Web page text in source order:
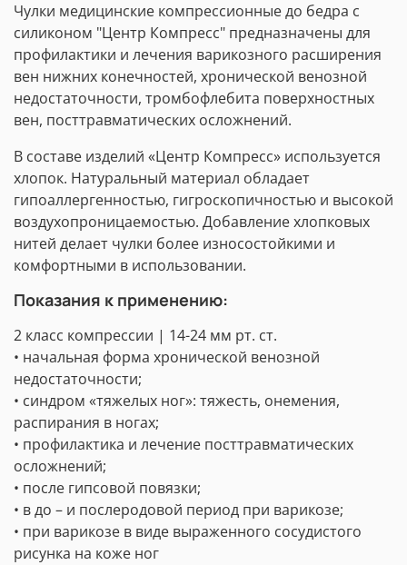
Чулки медицинские компрессионные до бедра с
силиконом "Центр Компресс" предназначены для
профилактики и лечения варикозного расширения
вен нижних конечностей, хронической венозной
недостаточности, тромбофлебита поверхностных
вен, посттравматических осложнений.
В составе изделий «Центр Компресс» используется
хлопок. Натуральный материал обладает
гипоаллергенностью, гигроскопичностью и высокой
воздухопроницаемостью. Добавление хлопковых
нитей делает чулки более износостойкими и
комфортными в использовании.
Показания к применению:
2 класс компрессии | 14-24 мм рт. ст.
• начальная форма хронической венозной
недостаточности;
• синдром «тяжелых ног»: тяжесть, онемения,
распирания в ногах;
• профилактика и лечение посттравматических
осложнений;
• после гипсовой повязки;
• в до – и послеродовой период при варикозе;
• при варикозе в виде выраженного сосудистого
рисунка на коже ног